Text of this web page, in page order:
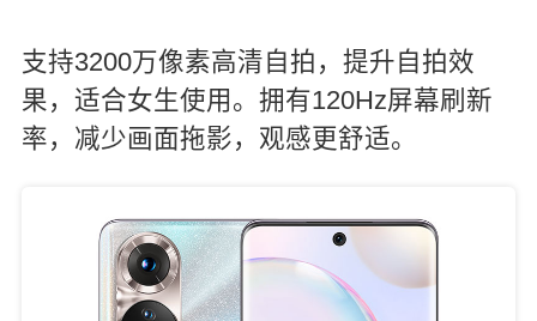
支持3200万像素高清自拍，提升自拍效
果，适合女生使用。拥有120Hz屏幕刷新
率，减少画面拖影，观感更舒适。